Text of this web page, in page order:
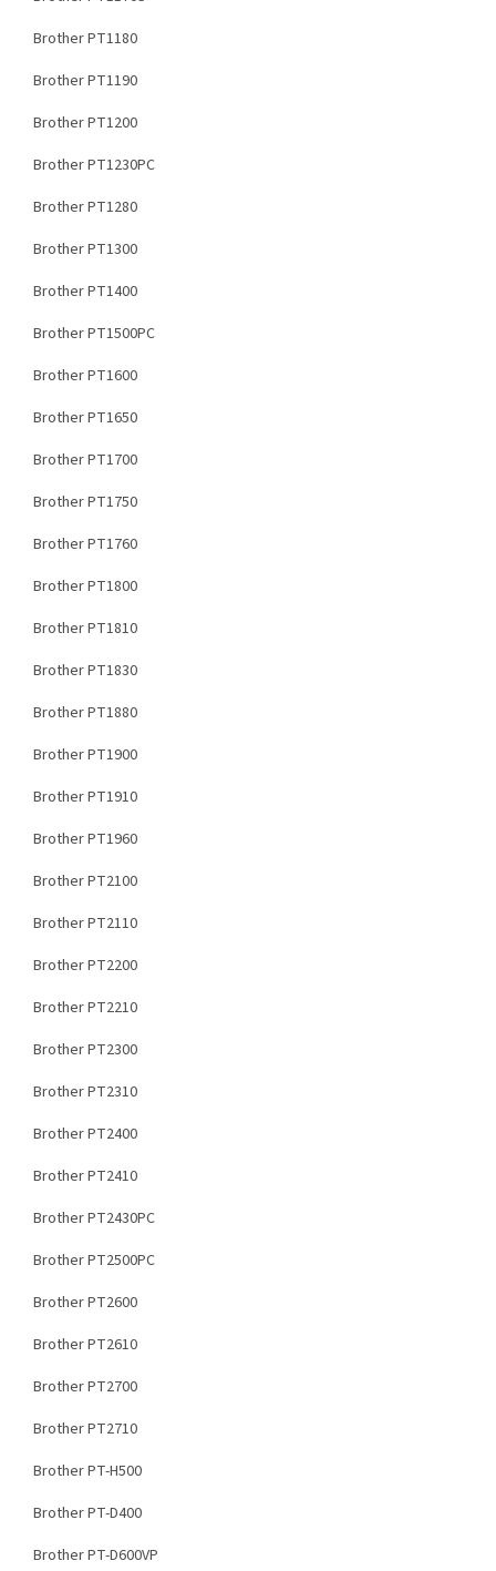
Brother PT1180
Brother PT1190
Brother PT1200
Brother PT1230PC
Brother PT1280
Brother PT1300
Brother PT1400
Brother PT1500PC
Brother PT1600
Brother PT1650
Brother PT1700
Brother PT1750
Brother PT1760
Brother PT1800
Brother PT1810
Brother PT1830
Brother PT1880
Brother PT1900
Brother PT1910
Brother PT1960
Brother PT2100
Brother PT2110
Brother PT2200
Brother PT2210
Brother PT2300
Brother PT2310
Brother PT2400
Brother PT2410
Brother PT2430PC
Brother PT2500PC
Brother PT2600
Brother PT2610
Brother PT2700
Brother PT2710
Brother PT-H500
Brother PT-D400
Brother PT-D600VP